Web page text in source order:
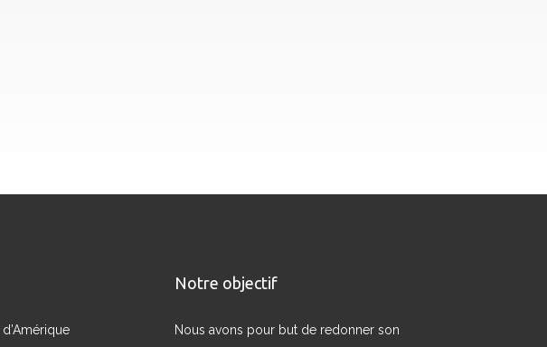
Notre objectif
Nous avons pour but de redonner son